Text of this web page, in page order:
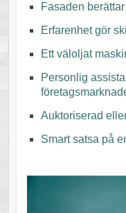
Fasaden
Erfarenhet gör
Ett väloljat
Personlig
Auktoriserad
Smart satsa på